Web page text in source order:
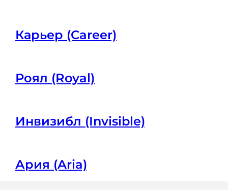
Карьер (Career)
Роял (Royal)
Инвизибл (Invisible)
Ария (Aria)